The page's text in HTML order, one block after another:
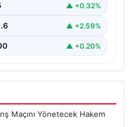
▲ +0.32%
▲ +2.59%
▲ +0.20%
Maçını Yönetecek Hakem